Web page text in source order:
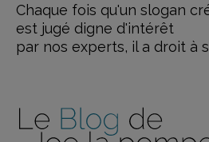
Chaque fois qu'un slogan
est jugé digne d'intérêt
par nos experts, il a droit à